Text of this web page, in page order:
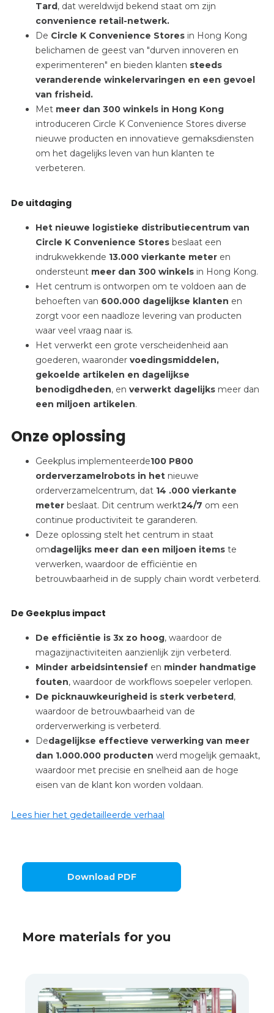
Tard , dat wereldwijd bekend staat om zijn
convenience retail-netwerk.
De Circle K Convenience Stores in Hong Kong
belichamen de geest van "durven innoveren en
experimenteren" en bieden klanten steeds
veranderende winkelervaringen en een gevoel
van frisheid.
Met meer dan 300 winkels in Hong Kong
introduceren Circle K Convenience Stores diverse
nieuwe producten en innovatieve gemaksdiensten
om het dagelijks leven van hun klanten te
verbeteren.
De uitdaging
Het nieuwe logistieke distributiecentrum van
Circle K Convenience Stores beslaat een
indrukwekkende 13.000 vierkante meter en
ondersteunt meer dan 300 winkels in Hong Kong.
Het centrum is ontworpen om te voldoen aan de
behoeften van 600.000 dagelijkse klanten en
zorgt voor een naadloze levering van producten
waar veel vraag naar is.
Het verwerkt een grote verscheidenheid aan
goederen, waaronder voedingsmiddelen,
gekoelde artikelen en dagelijkse
benodigdheden, en verwerkt dagelijks meer dan
een miljoen artikelen.
Onze oplossing
Geekplus implementeerde100 P800
orderverzamelrobots in het nieuwe
orderverzamelcentrum, dat 14 .000 vierkante
meter beslaat. Dit centrum werkt24/7 om een
continue productiviteit te garanderen.
Deze oplossing stelt het centrum in staat
omdagelijks meer dan een miljoen items te
verwerken, waardoor de efficiëntie en
betrouwbaarheid in de supply chain wordt verbeterd.
De Geekplus impact
De efficiëntie is 3x zo hoog, waardoor de
magazijnactiviteiten aanzienlijk zijn verbeterd.
Minder arbeidsintensief en minder handmatige
fouten, waardoor de workflows soepeler verlopen.
De picknauwkeurigheid is sterk verbeterd,
waardoor de betrouwbaarheid van de
orderverwerking is verbeterd.
Dedagelijkse effectieve verwerking van meer
dan 1.000.000 producten werd mogelijk gemaakt,
waardoor met precisie en snelheid aan de hoge
eisen van de klant kon worden voldaan.
Lees hier het gedetailleerde verhaal
Download PDF
More materials for you